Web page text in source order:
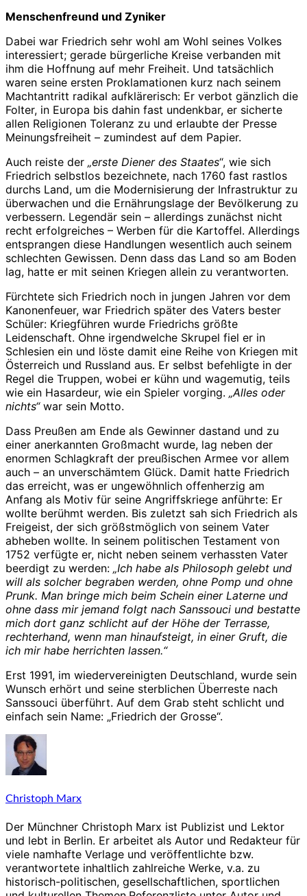
Menschenfreund und Zyniker
Dabei war Friedrich sehr wohl am Wohl seines Volkes
interessiert; gerade bürgerliche Kreise verbanden mit
ihm die Hoffnung auf mehr Freiheit. Und tatsächlich
waren seine ersten Proklamationen kurz nach seinem
Machtantritt radikal aufklärerisch: Er verbot gänzlich die
Folter, in Europa bis dahin fast undenkbar, er sicherte
allen Religionen Toleranz zu und erlaubte der Presse
Meinungsfreiheit – zumindest auf dem Papier.
Auch reiste der „erste Diener des Staates“, wie sich
Friedrich selbstlos bezeichnete, nach 1760 fast rastlos
durchs Land, um die Modernisierung der Infrastruktur zu
überwachen und die Ernährungslage der Bevölkerung zu
verbessern. Legendär sein – allerdings zunächst nicht
recht erfolgreiches – Werben für die Kartoffel. Allerdings
entsprangen diese Handlungen wesentlich auch seinem
schlechten Gewissen. Denn dass das Land so am Boden
lag, hatte er mit seinen Kriegen allein zu verantworten.
Fürchtete sich Friedrich noch in jungen Jahren vor dem
Kanonenfeuer, war Friedrich später des Vaters bester
Schüler: Kriegführen wurde Friedrichs größte
Leidenschaft. Ohne irgendwelche Skrupel fiel er in
Schlesien ein und löste damit eine Reihe von Kriegen mit
Österreich und Russland aus. Er selbst befehligte in der
Regel die Truppen, wobei er kühn und wagemutig, teils
wie ein Hasardeur, wie ein Spieler vorging. „Alles oder
nichts“war sein Motto.
Dass Preußen am Ende als Gewinner dastand und zu
einer anerkannten Großmacht wurde, lag neben der
enormen Schlagkraft der preußischen Armee vor allem
auch – an unverschämtem Glück. Damit hatte Friedrich
das erreicht, was er ungewöhnlich offenherzig am
Anfang als Motiv für seine Angriffskriege anführte: Er
wollte berühmt werden. Bis zuletzt sah sich Friedrich als
Freigeist, der sich größstmöglich von seinem Vater
abheben wollte. In seinem politischen Testament von
1752 verfügte er, nicht neben seinem verhassten Vater
beerdigt zu werden: „Ich habe als Philosoph gelebt und
will als solcher begraben werden, ohne Pomp und ohne
Prunk. Man bringe mich beim Schein einer Laterne und
ohne dass mir jemand folgt nach Sanssouci und bestatte
mich dort ganz schlicht auf der Höhe der Terrasse,
rechterhand, wenn man hinaufsteigt, in einer Gruft, die
ich mir habe herrichten lassen.“
Erst 1991, im wiedervereinigten Deutschland, wurde sein
Wunsch erhört und seine sterblichen Überreste nach
Sanssouci überführt. Auf dem Grab steht schlicht und
einfach sein Name: „Friedrich der Grosse“.
Christoph Marx
Der Münchner Christoph Marx ist Publizist und Lektor
und lebt in Berlin. Er arbeitet als Autor und Redakteur für
viele namhafte Verlage und veröffentlichte bzw.
verantwortete inhaltlich zahlreiche Werke, v.a. zu
historisch-politischen, gesellschaftlichen, sportlichen